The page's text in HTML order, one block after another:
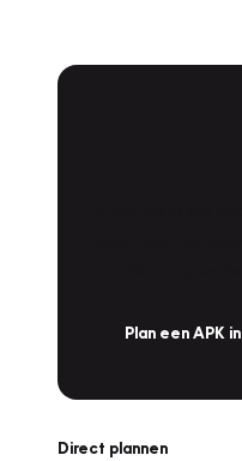
Plan een APK in
Direct plannen